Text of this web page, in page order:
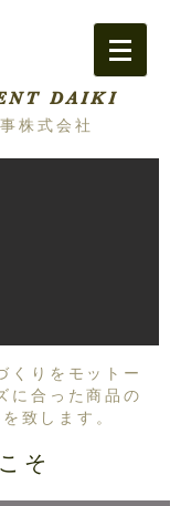
DAIKI
株式会社
くりをモットー
に合った商品の
致します。
そ